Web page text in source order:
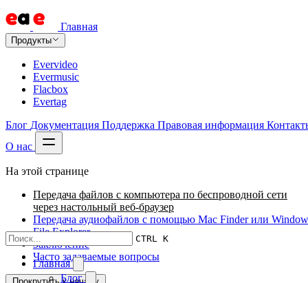
Главная
Продукты
Evervideo
Evermusic
Flacbox
Evertag
Блог Документация Поддержка Правовая информация
О нас
CTRL K
Главная
Блог
На этой странице
Передача файлов с компьютера по беспроводной сети
через настольный веб-браузер
Передача аудиофайлов с помощью Mac Finder или
File Explorer
Заключение
Часто задаваемые вопросы